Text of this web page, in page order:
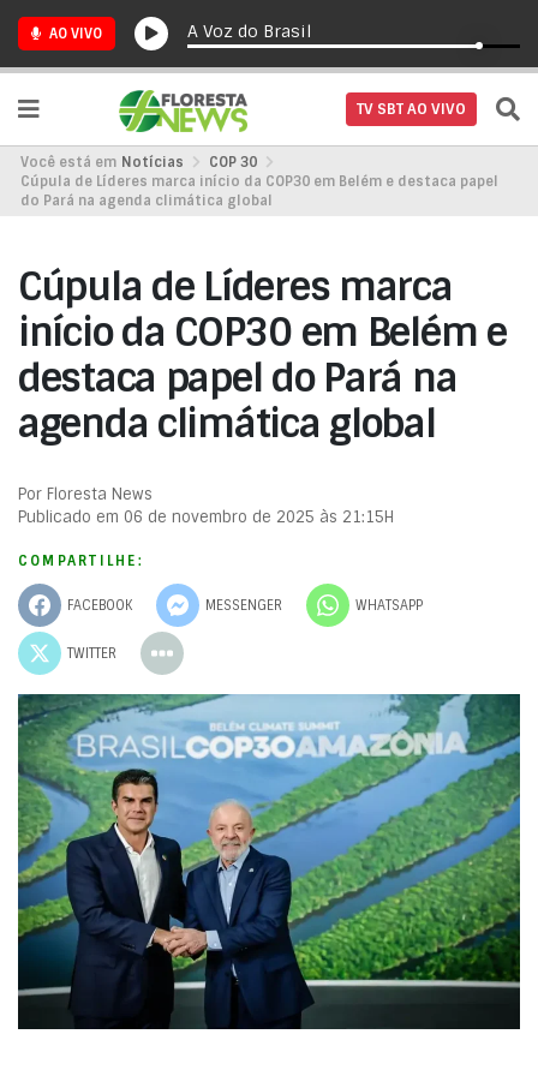
AO VIVO A Voz do Brasil
TV SBT AO VIVO
Você está em Notícias
COP 30
Cúpula de Líderes marca início da COP30 em Belém e destaca papel
do Pará na agenda climática global
Cúpula de Líderes marca
início da COP30 em Belém e
destaca papel do Pará na
agenda climática global
Por Floresta News
Publicado em 06 de novembro de 2025 às 21:15H
COMPARTILHE:
FACEBOOK MESSENGER WHATSAPP
TWITTER